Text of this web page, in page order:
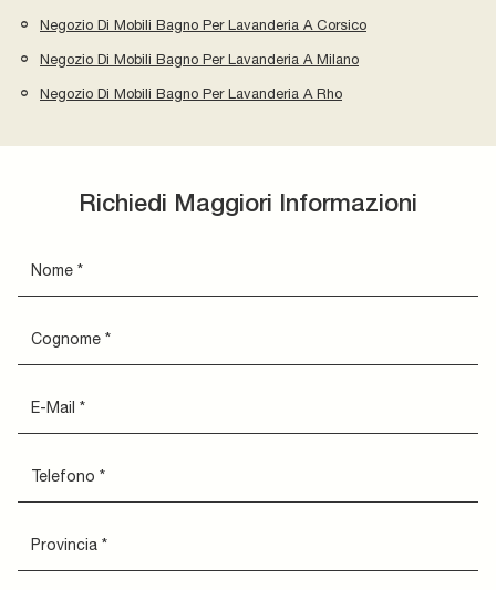
Negozio Di Mobili Bagno Per Lavanderia A Corsico
Negozio Di Mobili Bagno Per Lavanderia A Milano
Negozio Di Mobili Bagno Per Lavanderia A Rho
Richiedi Maggiori Informazioni